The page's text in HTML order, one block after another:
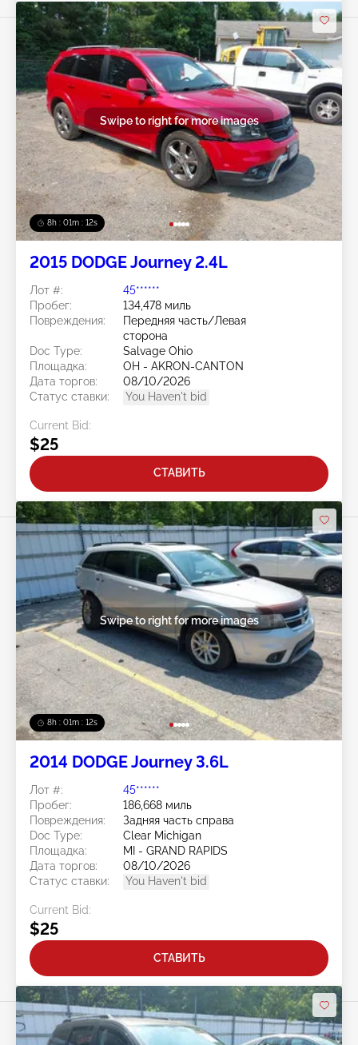
8h : 01m : 09s
Swipe to right for more images
2015 DODGE Journey 2.4L
Лот #:
45******
Пробег:
134,478 миль
Повреждения:
Передняя часть/Левая
сторона
Doc Type:
Salvage Ohio
Площадка:
OH - AKRON-CANTON
Дата торгов:
08/10/2026
Статус ставки:
You Haven't bid
Current Bid:
$25
СТАВИТЬ
8h : 01m : 09s
Swipe to right for more images
2014 DODGE Journey 3.6L
Лот #:
45******
Пробег:
186,668 миль
Повреждения:
Задняя часть справа
Doc Type:
Clear Michigan
Площадка:
MI - GRAND RAPIDS
Дата торгов:
08/10/2026
Статус ставки:
You Haven't bid
Current Bid:
$25
СТАВИТЬ